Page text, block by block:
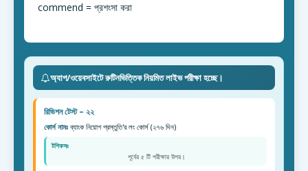
commend = প্রশংসা করা
অ্যাপ/ওয়েবসাইটে রুটিনভিত্তিক নিয়মিত লাইভ পরীক্ষা হচ্ছে।
রিভিশন টেস্ট – ২২
কোর্স নামঃব্যাংক নিয়োগ প্রস্তুতি'র লং কোর্স (২৭৬ দিন)
টপিকসঃ
পূর্বের ৫ টি পরীক্ষার উপর।